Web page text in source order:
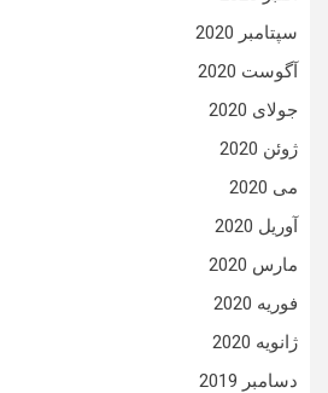
سپتامبر 2020
آگوست 2020
جولای 2020
ژوئن 2020
می 2020
آوریل 2020
مارس 2020
فوریه 2020
ژانویه 2020
دسامبر 2019